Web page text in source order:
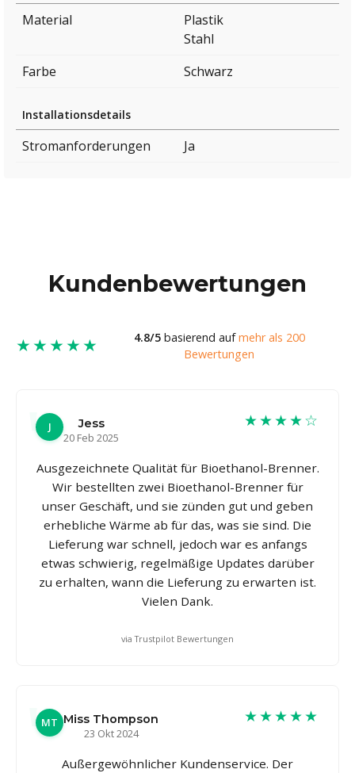
Material
Plastik
Stahl
Farbe
Schwarz
Installationsdetails
Stromanforderungen Ja
Kundenbewertungen
★★★★★ 4.8/5basierend aufmehr als 200
Bewertungen
J
Jess
20 Feb 2025
★★★★☆
Ausgezeichnete Qualität für Bioethanol-Brenner.
Wir bestellten zwei Bioethanol-Brenner für
unser Geschäft, und sie zünden gut und geben
erhebliche Wärme ab für das, was sie sind. Die
Lieferung war schnell, jedoch war es anfangs
etwas schwierig, regelmäßige Updates darüber
zu erhalten, wann die Lieferung zu erwarten ist.
Vielen Dank.
via Trustpilot Bewertungen
MT Miss Thompson
23 Okt 2024
★★★★★
Außergewöhnlicher Kundenservice. Der